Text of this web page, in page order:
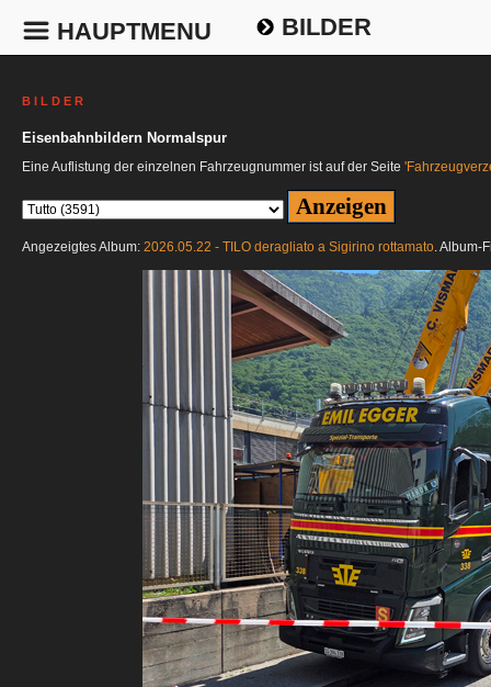
HAUPTMENU BILDER
B I L D E R
Eisenbahnbildern Normalspur
Eine Auflistung der einzelnen Fahrzeugnummer ist auf der Seite
Angezeigtes Album: 2026.05.22 - TILO deragliato a Sigirino rottamato. Album-